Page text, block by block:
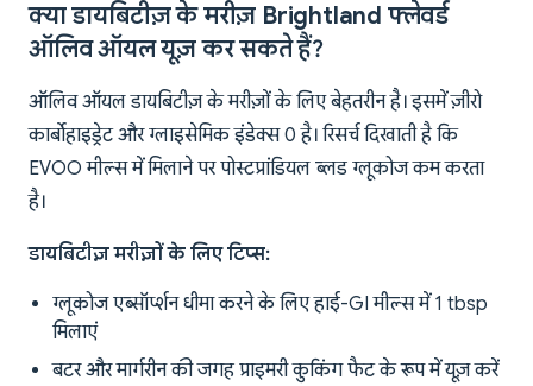
क्या डायबिटीज़ के मरीज़ Brightland फ्लेवर्ड
ऑलिव ऑयल यूज़ कर सकते हैं?
ऑलिव ऑयल डायबिटीज़ के मरीज़ों के लिए बेहतरीन है। इसमें ज़ीरो
कार्बोहाइड्रेट और ग्लाइसेमिक इंडेक्स 0 है। रिसर्च दिखाती है कि
EVOO मील्स में मिलाने पर पोस्टप्रांडियल ब्लड ग्लूकोज कम करता
है।
डायबिटीज़ मरीज़ों के लिए टिप्स:
ग्लूकोज एब्सॉर्प्शन धीमा करने के लिए हाई-GI मील्स में 1 tbsp
मिलाएं
बटर और मार्गरीन की जगह प्राइमरी कुकिंग फैट के रूप में यूज़ करें